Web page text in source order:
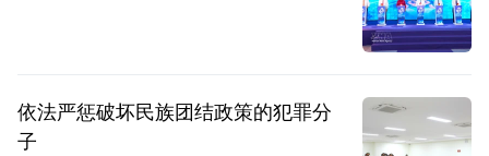
依法严惩破坏民族团结政策的犯罪分
子